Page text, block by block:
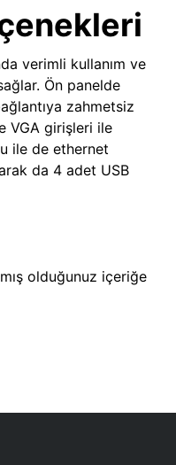
verimli kullanım ve
Ön panelde
zahmetsiz
VGA girişleri ile
ile de ethernet
da 4 adet USB
olduğunuz içeriğe